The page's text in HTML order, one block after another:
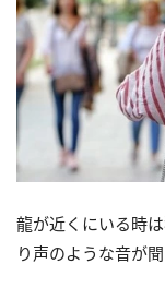
龍が近くにいる時
り声のような音が